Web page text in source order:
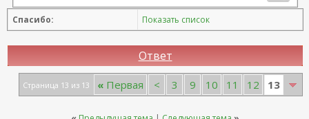
Спасибо: Показать список
Ответ
Страница 13 из 13 « Первая < 3 9 10 11 12 13